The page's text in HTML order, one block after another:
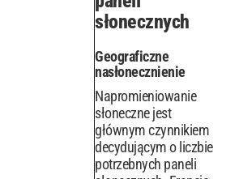
słonecznych
Geograficzne
nasłonecznienie
Napromieniowanie
słoneczne jest
głównym czynnikiem
decydującym o liczbie
potrzebnych paneli